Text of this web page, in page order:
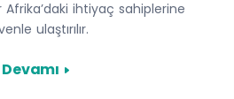
ihtiyaç sahiplerine
ulaştırılır.
Devamı